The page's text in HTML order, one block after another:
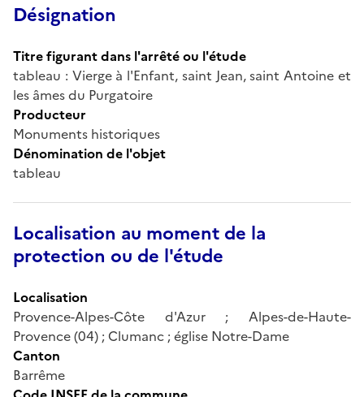
Désignation
Titre figurant dans l'arrêté ou l'étude
tableau : Vierge à l'Enfant, saint Jean, saint Antoine et
les âmes du Purgatoire
Producteur
Monuments historiques
Dénomination de l'objet
tableau
Localisation au moment de la
protection ou de l'étude
Localisation
Provence-Alpes-Côte d'Azur ; Alpes-de-Haute-
Provence (04) ; Clumanc ; église Notre-Dame
Canton
Barrême